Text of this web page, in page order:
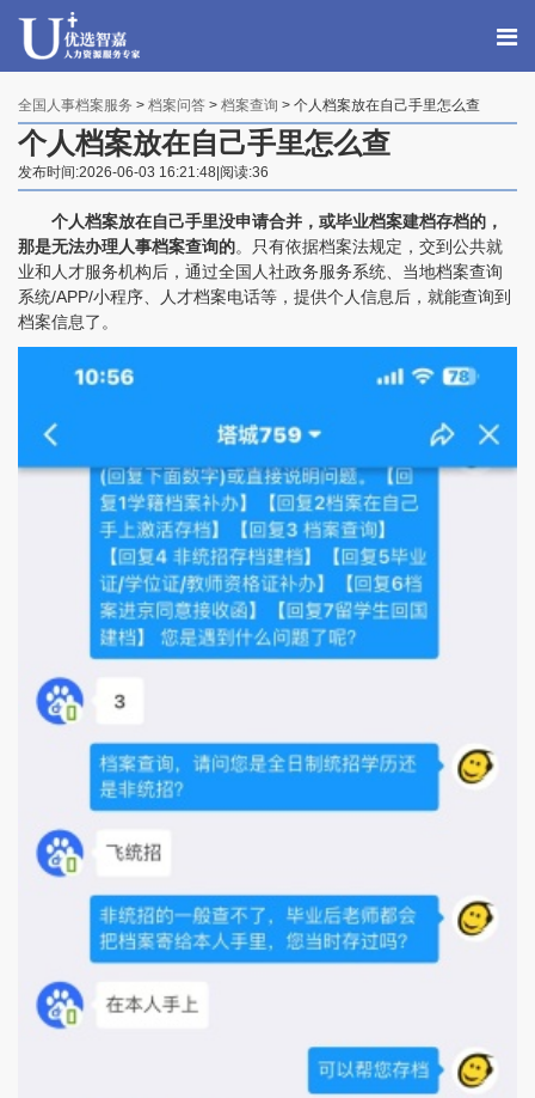
全国人事档案服务 > 档案问答 > 档案查询 > 个人档案放在自己手里怎么查
个人档案放在自己手里怎么查
发布时间:2026-06-03 16:21:48|阅读:36
个人档案放在自己手里没申请合并，或毕业档案建档存档的，
那是无法办理人事档案查询的。只有依据档案法规定，交到公共就
业和人才服务机构后，通过全国人社政务服务系统、当地档案查询
系统/APP/小程序、人才档案电话等，提供个人信息后，就能查询到
档案信息了。